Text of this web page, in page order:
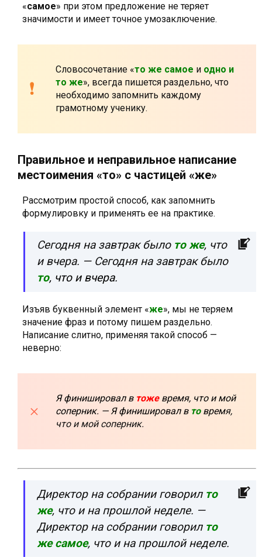
«самое» при этом предложение не теряет
значимости и имеет точное умозаключение.
Словосочетание «то же самое и одно и
то же», всегда пишется раздельно, что
необходимо запомнить каждому
грамотному ученику.
Правильное и неправильное написание
местоимения «то» с частицей «же»
Рассмотрим простой способ, как запомнить
формулировку и применять ее на практике.
Сегодня на завтрак было то же, что
и вчера. — Сегодня на завтрак было
то, что и вчера.
Изъяв буквенный элемент «же», мы не теряем
значение фраз и потому пишем раздельно.
Написание слитно, применяя такой способ —
неверно:
Я финишировал в тожевремя, что и мой
соперник. — Я финишировал в товремя,
что и мой соперник.
Директор на собрании говорил то
же, что и на прошлой неделе. —
Директор на собрании говорил то
же самое, что и на прошлой неделе.